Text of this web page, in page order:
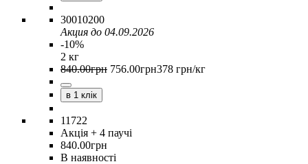
30010200
Акция до 04.09.2026
-10%
2 кг
840.00грн 756.00грн378 грн/кг
в 1 клік
11722
Акція + 4 паучі
840.00грн
В наявності